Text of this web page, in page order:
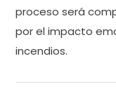
proceso será
por el impacto
incendios.